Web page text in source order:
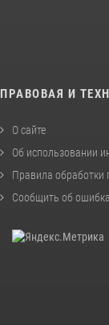
ПРАВОВАЯ И
О сайте
Об использовании
Правила обработки
Сообщить об